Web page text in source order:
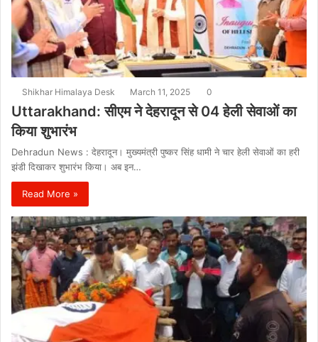
Shikhar Himalaya Desk March 11, 2025 0
Uttarakhand: सीएम ने देहरादून से 04 हेली सेवाओं का
किया शुभारंभ
Dehradun News : देहरादून। मुख्यमंत्री पुष्कर सिंह धामी ने चार हेली सेवाओं का हरी
झंडी दिखाकर शुभारंभ किया। अब इन…
Read More »